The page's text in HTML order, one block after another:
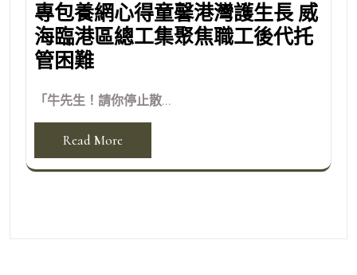
專包養網心得童馨港灣護生長 威
海臨港區總工集聚焦職工後代托
管困難
「牛先生！請你停止散...
Read More